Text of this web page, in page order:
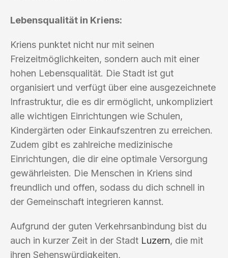
Lebensqualität in Kriens:
Kriens punktet nicht nur mit seinen
Freizeitmöglichkeiten, sondern auch mit einer
hohen Lebensqualität. Die Stadt ist gut
organisiert und verfügt über eine ausgezeichnete
Infrastruktur, die es dir ermöglicht, unkompliziert
alle wichtigen Einrichtungen wie Schulen,
Kindergärten oder Einkaufszentren zu erreichen.
Zudem gibt es zahlreiche medizinische
Einrichtungen, die dir eine optimale Versorgung
gewährleisten. Die Menschen in Kriens sind
freundlich und offen, sodass du dich schnell in
der Gemeinschaft integrieren kannst.
Aufgrund der guten Verkehrsanbindung bist du
auch in kurzer Zeit in der Stadt Luzern, die mit
ihren Sehenswürdigkeiten,